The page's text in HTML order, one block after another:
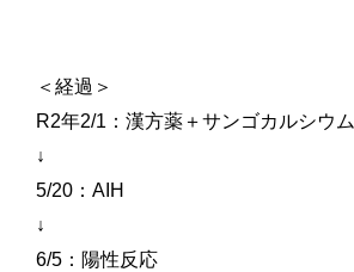
＜経過＞
R2年2/1 ：漢方薬＋サンゴカルシウム
↓
5/20 ： AIH
↓
6/5 ：陽性反応